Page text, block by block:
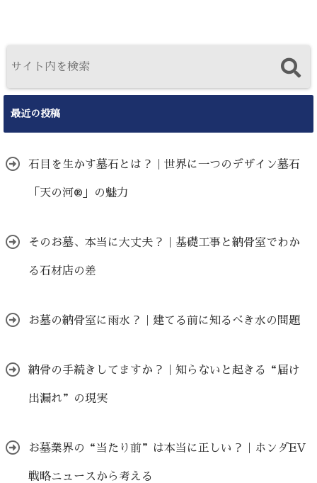
最近の投稿
石目を生かす墓石とは？｜世界に一つのデザイン墓石
「天の河®」の魅力
そのお墓、本当に大丈夫？｜基礎工事と納骨室でわか
る石材店の差
お墓の納骨室に雨水？｜建てる前に知るべき水の問題
納骨の手続きしてますか？｜知らないと起きる“届け
出漏れ”の現実
お墓業界の“当たり前”は本当に正しい？｜ホンダEV
戦略ニュースから考える